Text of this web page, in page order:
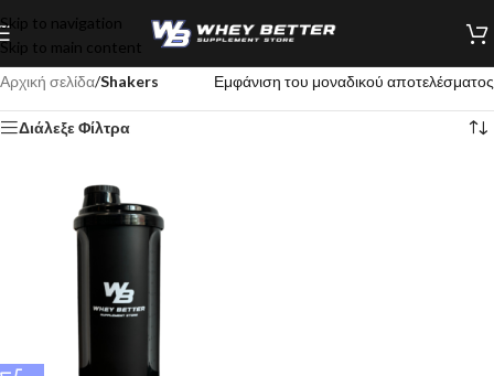
Skip to navigation
Skip to main content
Αρχική σελίδα/Shakers Εμφάνιση του μοναδικού αποτελέσματος
Διάλεξε Φίλτρα